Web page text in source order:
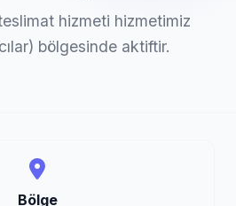
hizmeti hizmetimiz
bölgesinde aktiftir.
Bölge